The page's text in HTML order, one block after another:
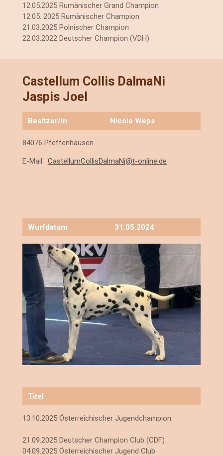
12.05.2025 Rumänischer Grand Champion
12.05. 2025 Rumänischer Champion
21.03.2025 Polnischer Champion
22.03.2022 Deutscher Champion (VDH)
Castellum Collis DalmaNi
Jaspis Joel
Besitzer/in Nicole Weps
84076 Pfeffenhausen
E-Mail: CastellumCollisDalmaNi@t-online.de
Wurfdatum 31.05.2024
Titel
13.10.2025 Österreichischer Jugendchampion
21.09.2025 Deutscher Champion Club (CDF)
04.09.2025 Österreichischer Jugend Club